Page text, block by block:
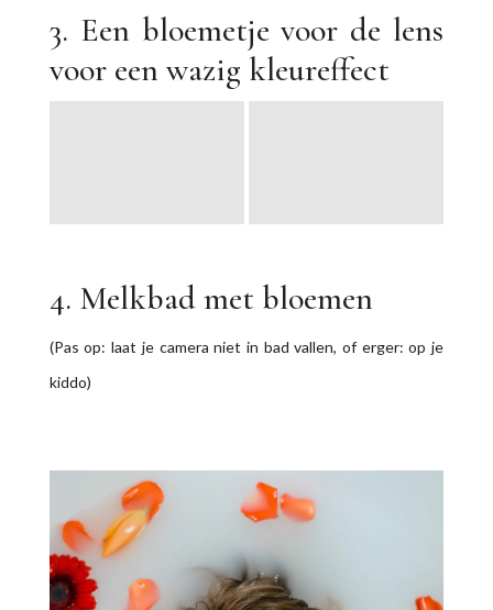
3. Een bloemetje voor de lens
voor een wazig kleureffect
kiddo)